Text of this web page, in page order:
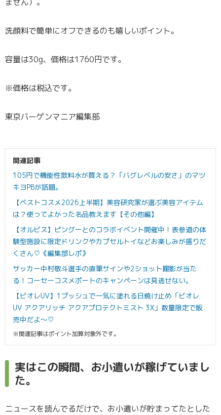
洗顔料で簡単にオフできるのも嬉しいポイント。
容量は30g、価格は1760円です。
※価格は税込です。
東京バーゲンマニア編集部
関連記事
105円で機能性飲料水が買える？「バグレベルの安さ」のマツ
キヨPBが話題。
【ベストコスメ2026上半期】美容研究家が選ぶ美容アイテム
は？使ってよかった名品教えます【その他編】
【オルビス】ピングーとのコラボイベント開催中！表参道の体
験型施設に限定ドリンクやカプセルトイなどお楽しみが盛りだ
くさん♡《編集部レポ》
サッカー中村敬斗選手の直筆サインや2ショット撮影が当た
る！コーセーコスメポートのキャンペーンは見逃せない。
【ビオレUV】1プッシュで一気に塗れる日焼け止め「ビオレ
UV アクアリッチ アクアプロテクトミスト 3X」数量限定で販
売中だよ～♡
※関連記事はポイント加算対象外です。
実はこの瞬間、お小遣いが稼げていまし
た。
ニュースを読んでるだけで、お小遣いが貯まってたとした